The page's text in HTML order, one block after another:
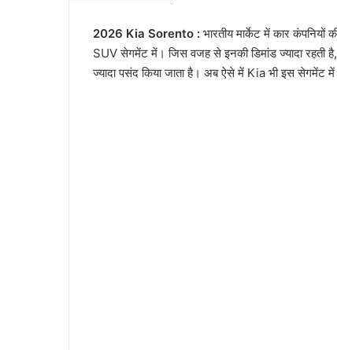
2026 Kia Sorento : भारतीय मार्केट में कार
SUV सेगमेंट में। जिस वजह से इनकी डिमांड ज्यादा
ज्यादा पसंद किया जाता है। अब ऐसे में Kia भी इस